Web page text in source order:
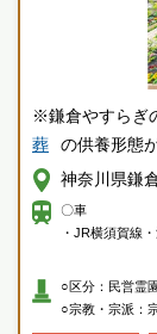
※鎌倉やすらぎ
葬
の供養形態
神奈川県鎌
〇車
・JR横須賀線
〇徒歩
・鎌倉駅東口5
○区分：民営霊
○宗教・宗派：